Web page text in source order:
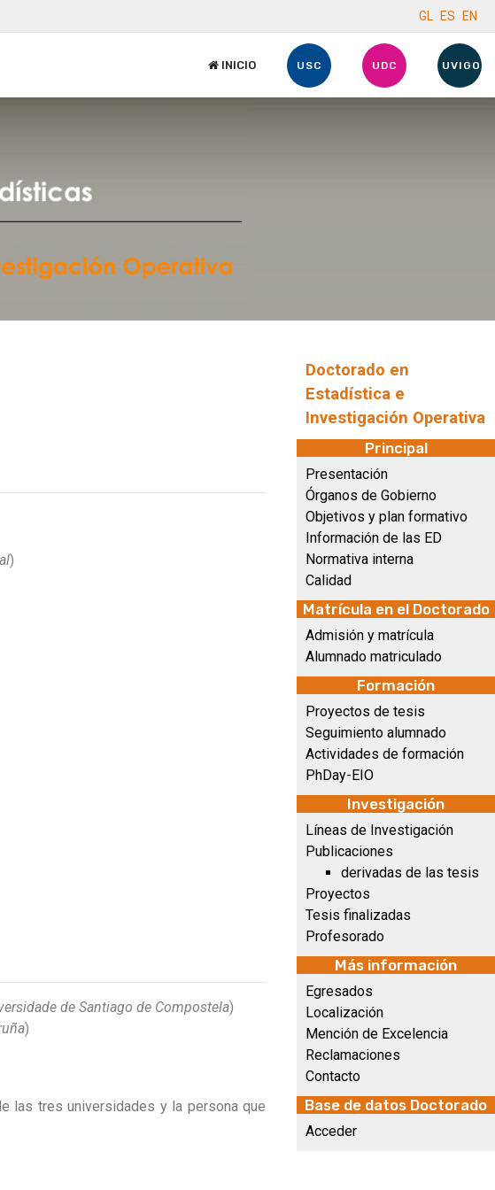
GL ES EN
INICIO USC UDC UVIGO
)
de Santiago de Compostela)
)
las tres universidades y la persona que
Doctorado en
Estadística e
Investigación Operativa
Principal
Presentación
Órganos de Gobierno
Objetivos y plan formativo
Información de las ED
Normativa interna
Calidad
Matrícula en el Doctorado
Admisión y matrícula
Alumnado matriculado
Formación
Proyectos de tesis
Seguimiento alumnado
Actividades de formación
PhDay-EIO
Investigación
Líneas de Investigación
Publicaciones
derivadas de las tesis
Proyectos
Tesis finalizadas
Profesorado
Más información
Egresados
Localización
Mención de Excelencia
Reclamaciones
Contacto
Base de datos Doctorado
Acceder